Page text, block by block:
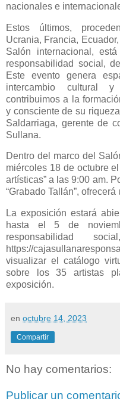
nacionales e
Estos últimos,
Ucrania, Francia,
Salón internacional,
responsabilidad social,
Este evento genera
intercambio cultural
contribuimos a la
y consciente de su
Saldarriaga, gerente de
Sullana.
Dentro del marco del
miércoles 18 de octubre
artísticas” a las 9:00 am.
“Grabado Tallán”,
La exposición estará
hasta el 5 de
responsabilidad
https://
visualizar el catálogo
sobre los 35 artistas
exposición.
en octubre 14, 2023
Compartir
No hay comentarios:
Publicar un